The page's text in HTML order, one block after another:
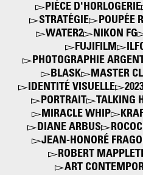
PIÈCE D'HORLOGERIE
STRATÉGIE
POUPÉE
WATER2
NIKON FG
FUJIFILM
PHOTOGRAPHIE
BLASK
MASTER
IDENTITÉ VISUELLE
PORTRAIT
TALKING
MIRACLE WHIP
DIANE ARBUS
JEAN-HONORÉ
ROBERT
ART